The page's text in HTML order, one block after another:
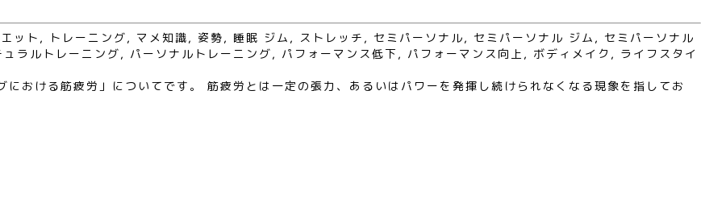
ット , トレーニング, マメ知識, 姿勢, 睡眠 ジム , ストレッチ , セミパーソナル, セミパーソナル ジム , セミパーソナル
ュラルトレーニング, パーソナルトレーニング, パフォーマンス低下 , パフォーマンス向上 , ボディメイク , ライフスタイ
おける筋疲労」についてです。 筋疲労とは一定の張力、あるいはパワーを発揮し続けられなくなる現象を指してお